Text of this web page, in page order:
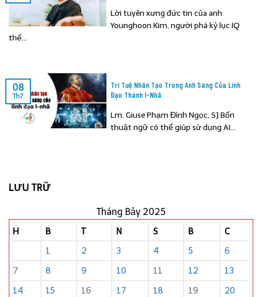
Lời tuyên xưng đức tin của anh
Younghoon Kim, người phá kỷ lục IQ
thế...
Trí Tuệ Nhân Tạo Trong Ánh Sáng Của Linh
Đạo Thánh I-Nhã
Lm. Giuse Phạm Đình Ngọc, SJ Bốn
thuật ngữ có thể giúp sử dụng AI...
08
Th7
LƯU TRỮ
Tháng Bảy 2025
H B T N S B C
1 2 3 4 5
6
7
8 9 10 11 12
13
14
15 16 17 18 19
20